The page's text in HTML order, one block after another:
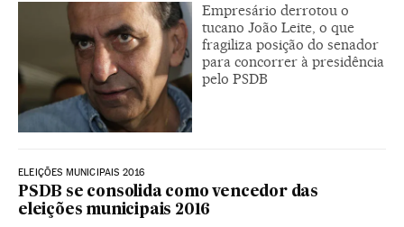
Empresário derrotou o
tucano João Leite, o que
fragiliza posição do senador
para concorrer à presidência
pelo PSDB
ELEIÇÕES MUNICIPAIS 2016
PSDB se consolida como vencedor das
eleições municipais 2016